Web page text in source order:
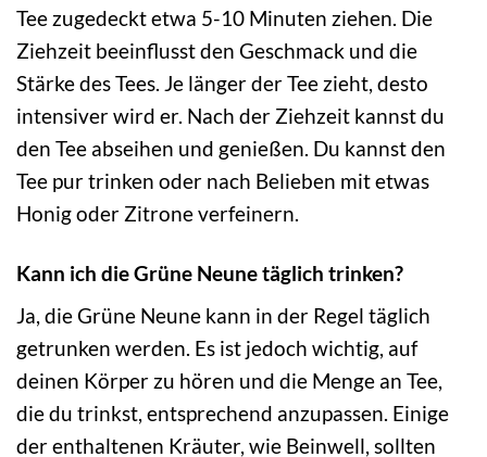
Tee zugedeckt etwa 5-10 Minuten ziehen. Die
Ziehzeit beeinflusst den Geschmack und die
Stärke des Tees. Je länger der Tee zieht, desto
intensiver wird er. Nach der Ziehzeit kannst du
den Tee abseihen und genießen. Du kannst den
Tee pur trinken oder nach Belieben mit etwas
Honig oder Zitrone verfeinern.
Kann ich die Grüne Neune täglich trinken?
Ja, die Grüne Neune kann in der Regel täglich
getrunken werden. Es ist jedoch wichtig, auf
deinen Körper zu hören und die Menge an Tee,
die du trinkst, entsprechend anzupassen. Einige
der enthaltenen Kräuter, wie Beinwell, sollten